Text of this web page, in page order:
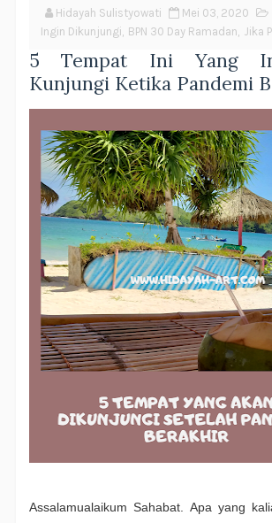
Hidayah Sulistyowati Mei 03, 2020
Ingin Dikunjungi, BPN 30 Day Ramadan, Jika
5 Tempat Ini Yang
Kunjungi Ketika Pandemi
Assalamualaikum Sahabat. Apa yang